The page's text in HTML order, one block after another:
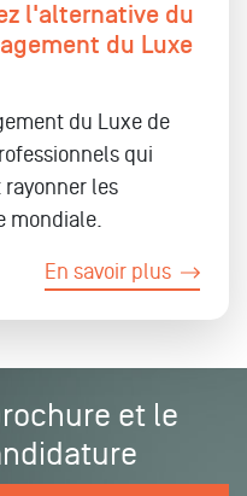
l'alternative du
du Luxe
du Luxe de
qui
les
mondiale.
En savoir plus
et le